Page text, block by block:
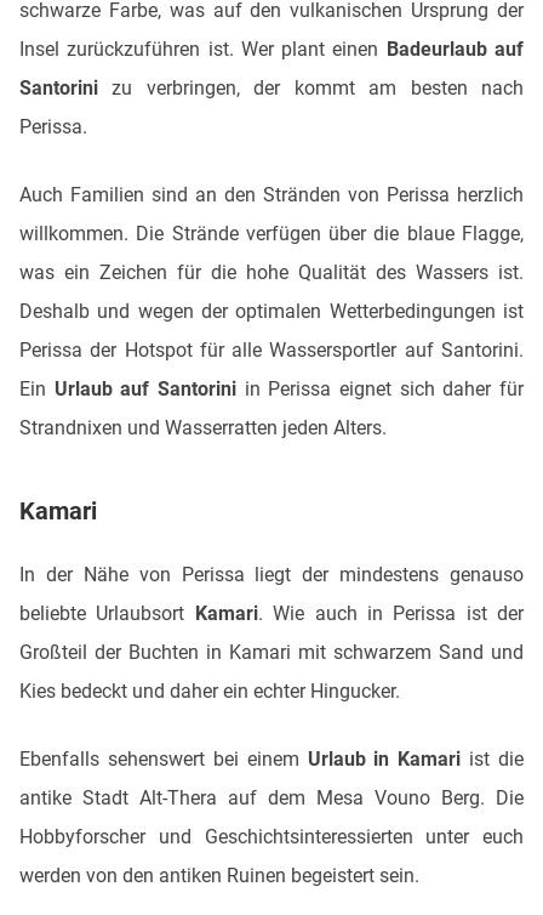
schwarze Farbe, was auf den vulkanischen Ursprung der
Insel zurückzuführen ist. Wer plant einen Badeurlaub auf
Santorini zu verbringen, der kommt am besten nach
Perissa.
Auch Familien sind an den Stränden von Perissa herzlich
willkommen. Die Strände verfügen über die blaue Flagge,
was ein Zeichen für die hohe Qualität des Wassers ist.
Deshalb und wegen der optimalen Wetterbedingungen ist
Perissa der Hotspot für alle Wassersportler auf Santorini.
Ein Urlaub auf Santorini in Perissa eignet sich daher für
Strandnixen und Wasserratten jeden Alters.
Kamari
In der Nähe von Perissa liegt der mindestens genauso
beliebte Urlaubsort
Kamari. Wie auch in Perissa ist der
Großteil der Buchten in Kamari mit schwarzem Sand und
Kies bedeckt und daher ein echter Hingucker.
Ebenfalls sehenswert bei einem Urlaub in Kamari ist die
antike Stadt Alt-Thera auf dem Mesa Vouno Berg. Die
Hobbyforscher und Geschichtsinteressierten unter euch
werden von den antiken Ruinen begeistert sein.